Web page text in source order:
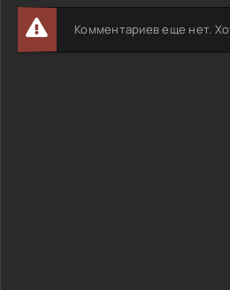
Комментариев еще нет.